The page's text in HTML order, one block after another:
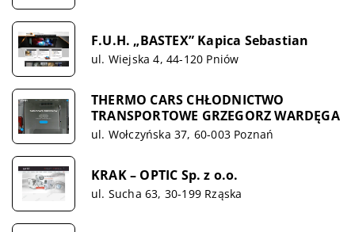
F.U.H. „BASTEX” Kapica Sebastian
ul. Wiejska 4, 44-120 Pniów
THERMO CARS CHŁODNICTWO
TRANSPORTOWE GRZEGORZ WARDĘGA
ul. Wołczyńska 37, 60-003 Poznań
KRAK – OPTIC Sp. z o.o.
ul. Sucha 63, 30-199 Rząska